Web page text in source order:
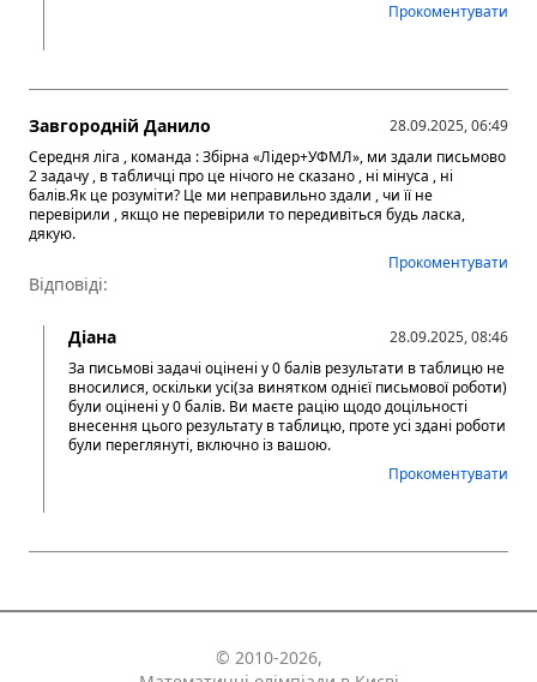
Прокоментувати
Завгородній Данило
28.09.2025, 06:49
Середня ліга , команда : Збірна «Лідер+УФМЛ», ми здали письмово
2 задачу , в табличці про це нічого не сказано , ні мінуса , ні
балів.Як це розуміти? Це ми неправильно здали , чи її не
перевірили , якщо не перевірили то передивіться будь ласка,
дякую.
Прокоментувати
Відповіді:
Діана
28.09.2025, 08:46
За письмові задачі оцінені у 0 балів результати в таблицю не
вносилися, оскільки усі(за винятком однієї письмової роботи)
були оцінені у 0 балів. Ви маєте рацію щодо доцільності
внесення цього результату в таблицю, проте усі здані роботи
були переглянуті, включно із вашою.
Прокоментувати
© 2010-2026,